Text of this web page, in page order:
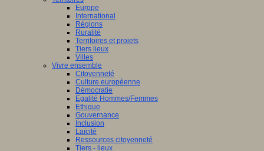
Europe
International
Régions
Ruralité
Territoires et projets
Tiers lieux
Villes
Vivre ensemble
Citoyenneté
Culture européenne
Démocratie
Egalité Hommes/Femmes
Ethique
Gouvernance
Inclusion
Laïcité
Ressources citoyenneté
Tiers - lieux